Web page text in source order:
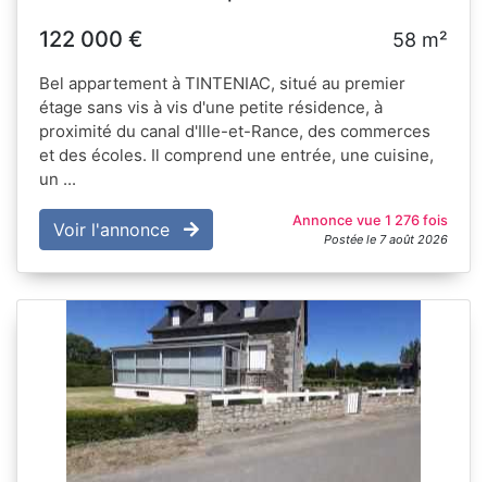
122 000 €
58 m²
Bel appartement à TINTENIAC, situé au premier
étage sans vis à vis d'une petite résidence, à
proximité du canal d'Ille-et-Rance, des commerces
et des écoles. Il comprend une entrée, une cuisine,
un ...
Voir l'annonce Annonce vue 1 276 fois
Postée le 7 août 2026